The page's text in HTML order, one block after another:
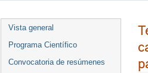
Vista general
Programa Científico
Convocatoria de resúmenes